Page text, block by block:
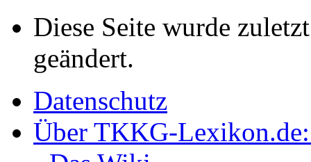
Diese Seite wurde
geändert.
Datenschutz
Über TKKG-